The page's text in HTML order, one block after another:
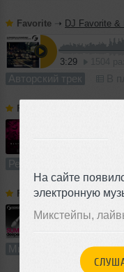
На сайте
электронную
Микстейпы,
Favorite ➝ DJ Favorite & DJ Kharitonov -
3:29
Авторский трек
Favorite
1056
Ремикс
Favorite ➝DJ Favorite -
Микс В плейлист